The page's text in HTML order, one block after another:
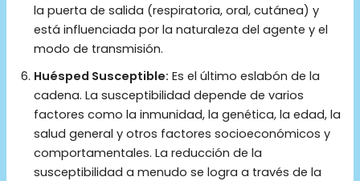
la puerta de salida (respiratoria, oral, cutánea) y
está influenciada por la naturaleza del agente y el
modo de transmisión.
Huésped Susceptible: Es el último eslabón de la
cadena. La susceptibilidad depende de varios
factores como la inmunidad, la genética, la edad, la
salud general y otros factores socioeconómicos y
comportamentales. La reducción de la
susceptibilidad a menudo se logra a través de la